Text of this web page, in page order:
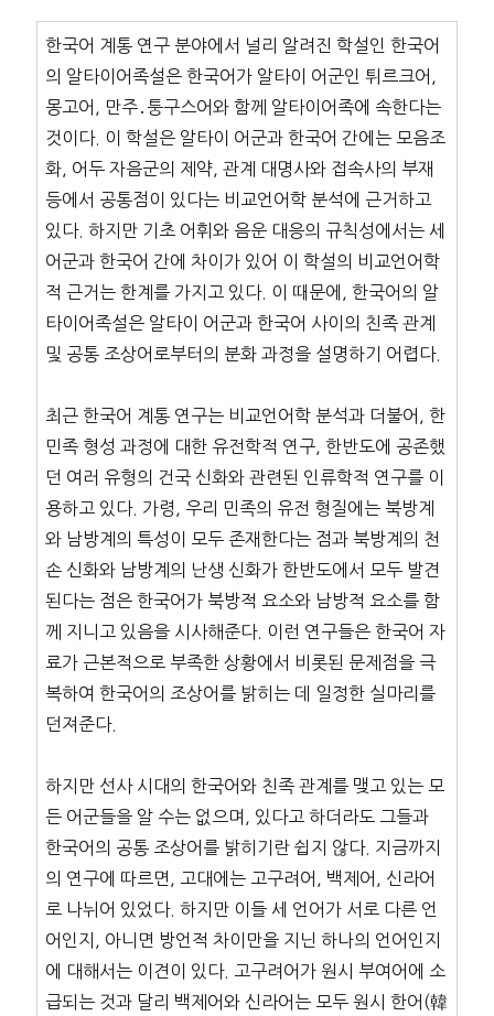
한국어 계통 연구 분야에서 널리 알려진 학설인 한국어
의 알타이어족설은 한국어가 알타이 어군인 튀르크어,
몽고어, 만주․퉁구스어와 함께 알타이어족에 속한다는
것이다. 이 학설은 알타이 어군과 한국어 간에는 모음조
화, 어두 자음군의 제약, 관계 대명사와 접속사의 부재
등에서 공통점이 있다는 비교언어학 분석에 근거하고
있다. 하지만 기초 어휘와 음운 대응의 규칙성에서는 세
어군과 한국어 간에 차이가 있어 이 학설의 비교언어학
적 근거는 한계를 가지고 있다. 이 때문에, 한국어의 알
타이어족설은 알타이 어군과 한국어 사이의 친족 관계
및 공통 조상어로부터의 분화 과정을 설명하기 어렵다.
최근 한국어 계통 연구는 비교언어학 분석과 더불어, 한
민족 형성 과정에 대한 유전학적 연구, 한반도에 공존했
던 여러 유형의 건국 신화와 관련된 인류학적 연구를 이
용하고 있다. 가령, 우리 민족의 유전 형질에는 북방계
와 남방계의 특성이 모두 존재한다는 점과 북방계의 천
손 신화와 남방계의 난생 신화가 한반도에서 모두 발견
된다는 점은 한국어가 북방적 요소와 남방적 요소를 함
께 지니고 있음을 시사해준다. 이런 연구들은 한국어 자
료가 근본적으로 부족한 상황에서 비롯된 문제점을 극
복하여 한국어의 조상어를 밝히는 데 일정한 실마리를
던져준다.
하지만 선사 시대의 한국어와 친족 관계를 맺고 있는 모
든 어군들을 알 수는 없으며, 있다고 하더라도 그들과
한국어의 공통 조상어를 밝히기란 쉽지 않다. 지금까지
의 연구에 따르면, 고대에는 고구려어, 백제어, 신라어
로 나뉘어 있었다. 하지만 이들 세 언어가 서로 다른 언
어인지, 아니면 방언적 차이만을 지닌 하나의 언어인지
에 대해서는 이견이 있다. 고구려어가 원시 부여어에 소
급되는 것과 달리 백제어와 신라어는 모두 원시 한어(韓